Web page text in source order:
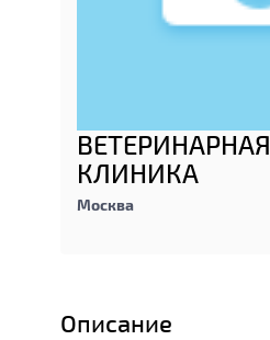
ВЕТЕРИНАРНАЯ
КЛИНИКА
Москва
Описание